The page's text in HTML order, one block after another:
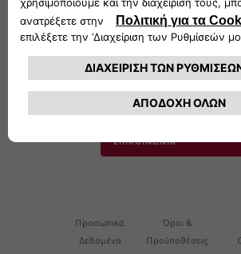
80011 500800
info@fiat.gr
Δευτέρα μέχρι Παρασκευή από τις 10
19 μ.μ. εξ��ιρουμένων των
και των εκτάκτων αργιών
Επικοινωνήστε με την
ΕΠΙΚΟΙΝΩΝΙΑ
Προσωπικά
Δεδομένα
Όροι &
Προϋποθέσεις